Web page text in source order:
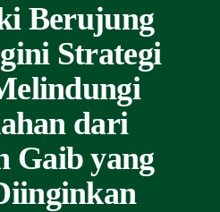
Berujung
Strategi
dari
Gaib yang